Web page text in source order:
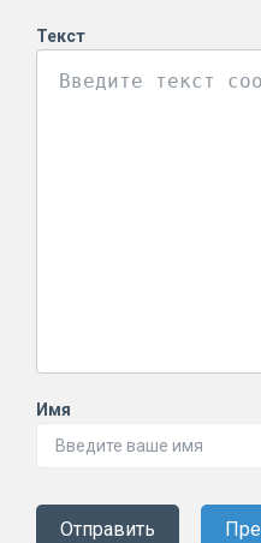
Текст
Имя
Отправить